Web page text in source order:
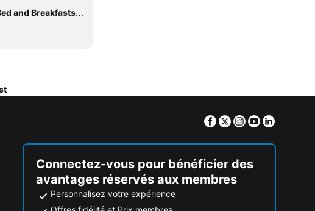
Breakfasts (B and B)
Facebook
TwitterInstagram
Youtube
Connectez-vous pour bénéficier des
avantages réservés aux membres
Personnalisez votre expérience